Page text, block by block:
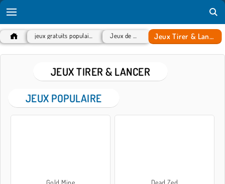
Jeux Tirer & Lancer
JEUX TIRER & LANCER
JEUX POPULAIRE